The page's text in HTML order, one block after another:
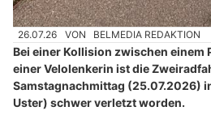
26.07.26 VON BELMEDIA REDAKTION
Bei einer Kollision zwischen einem
einer Velolenkerin ist die
Samstagnachmittag (25.07.2026)
Uster) schwer verletzt worden.